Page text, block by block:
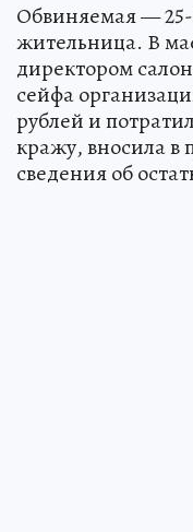
Обвиняемая —
жительница. В
директором
сейфа
рублей и
кражу, вносила в
сведения об